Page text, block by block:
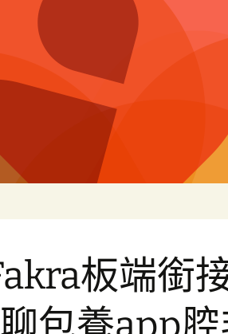
板端銜